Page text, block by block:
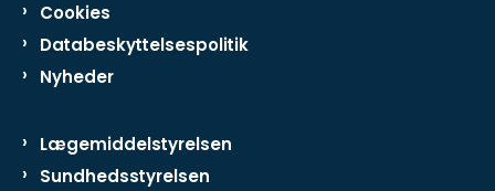
Cookies
Databeskyttelsespolitik
Nyheder
Lægemiddelstyrelsen
Sundhedsstyrelsen